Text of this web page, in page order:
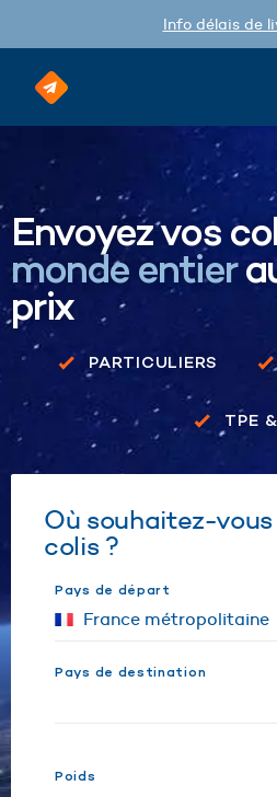
Info délais de
Envoyez vos
monde entier
prix
PARTICULIERS
TPE
Où souhaitez-
colis ?
Pays de départ
Pays de destination
Poids